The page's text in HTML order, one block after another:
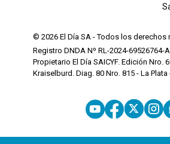
© 2026 El Día SA - Todos los derechos
Registro DNDA Nº RL-2024-69526764-
Propietario El Día SAICYF. Edición Nro.
Kraiselburd. Diag. 80 Nro. 815 - La Plata